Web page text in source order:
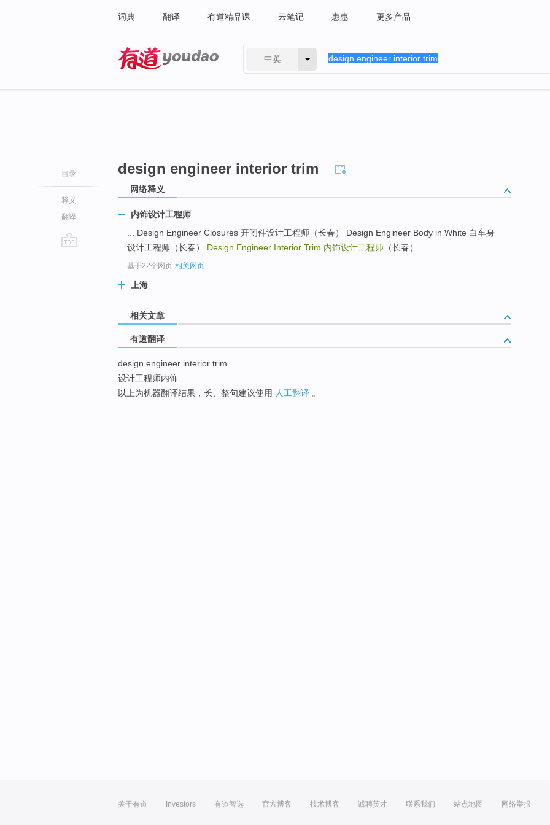
词典 翻译 有道精品课 云笔记 惠惠 更多产品
中英
目录
释义
翻译
design engineer interior trim
网络释义
内饰设计工程师
... Design Engineer Closures 开闭件设计工程师（长春） Design Engineer Body in White 白车身
设计工程师（长春） Design Engineer Interior Trim 内饰设计工程师 （长春） ...
基于22个网页-相关网页
上海
相关文章
有道翻译
design engineer interior trim
设计工程师内饰
以上为机器翻译结果，长、整句建议使用 人工翻译 。
关于有道 Investors 有道智选 官方博客 技术博客 诚聘英才 联系我们 站点地图 网络举报